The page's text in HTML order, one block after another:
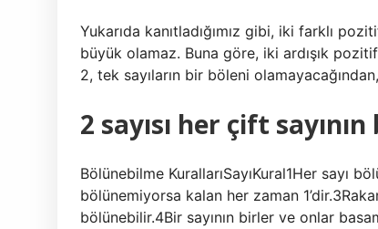
Yukarıda kanıtladığımız gibi, iki farklı
büyük olamaz. Buna göre, iki ardışık pozitif
2, tek sayıların bir böleni olamayacağından,
2 sayısı her çift
Bölünebilme KurallarıSayıKural1Her sayı
bölünemiyorsa kalan her zaman
bölünebilir.4Bir sayının birler ve onlar